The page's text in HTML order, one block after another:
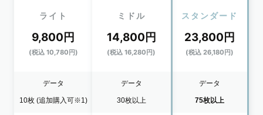
ライト
9,800円
(税込 10,780円)
データ
10枚 (追加購入可※1)
ミドル
14,800円
(税込 16,280円)
データ
30枚以上
スタンダード
23,800円
(税込 26,180円)
データ
75枚以上